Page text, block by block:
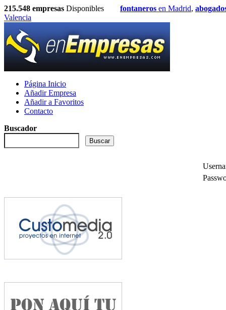
215.548 empresas Disponibles fontaneros en Madrid,
Valencia
Página Inicio
Añadir Empresa
Añadir a Favoritos
Contacto
Buscador